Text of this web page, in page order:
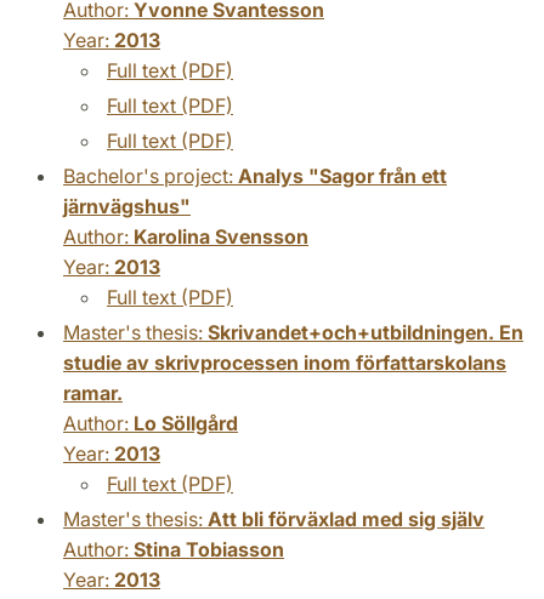
Author: Yvonne Svantesson
Year: 2013
Full text (PDF)
Full text (PDF)
Full text (PDF)
Bachelor's project: Analys "Sagor från ett
järnvägshus"
Author: Karolina Svensson
Year: 2013
Full text (PDF)
Master's thesis: Skrivandet+och+utbildningen. En
studie av skrivprocessen inom författarskolans
ramar.
Author: Lo Söllgård
Year: 2013
Full text (PDF)
Master's thesis: Att bli förväxlad med sig själv
Author: Stina Tobiasson
Year: 2013